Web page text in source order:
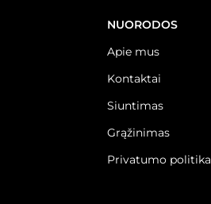
NUORODOS
Apie mus
Kontaktai
Siuntimas
Grąžinimas
Privatumo politika